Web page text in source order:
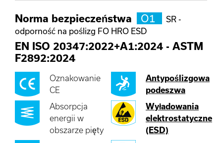
Norma bezpieczeństwa O1
SR -
odporność na poślizg FO HRO ESD
EN ISO 20347:2022+A1:2024 - ASTM
F2892:2024
Oznakowanie
CE
Antypoślizgowa
podeszwa
Absorpcja
energii w
obszarze pięty
Wyładowania
elektrostatyczne
(ESD)